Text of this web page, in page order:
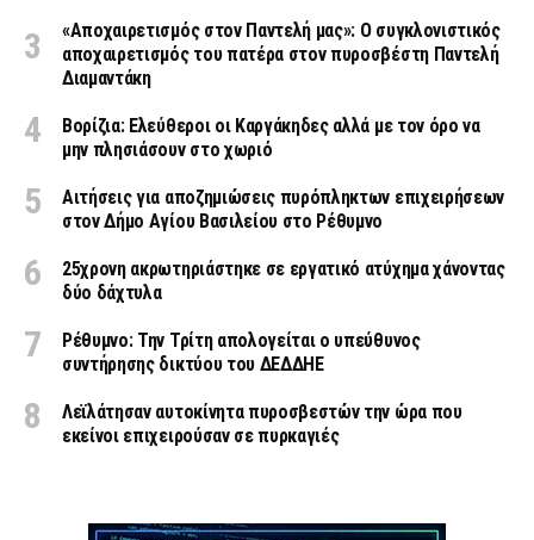
«Aποχαιρετισμός στον Παντελή μας»: Ο συγκλονιστικός
αποχαιρετισμός του πατέρα στον πυροσβέστη Παντελή
Διαμαντάκη
Βορίζια: Ελεύθεροι οι Καργάκηδες αλλά με τον όρο να
μην πλησιάσουν στο χωριό
Αιτήσεις για αποζημιώσεις πυρόπληκτων επιχειρήσεων
στον Δήμο Αγίου Βασιλείου στο Ρέθυμνο
25χρονη ακρωτηριάστηκε σε εργατικό ατύχημα χάνοντας
δύο δάχτυλα
Ρέθυμνο: Την Τρίτη απολογείται ο υπεύθυνος
συντήρησης δικτύου του ΔΕΔΔΗΕ
Λεϊλάτησαν αυτοκίνητα πυροσβεστών την ώρα που
εκείνοι επιχειρούσαν σε πυρκαγιές